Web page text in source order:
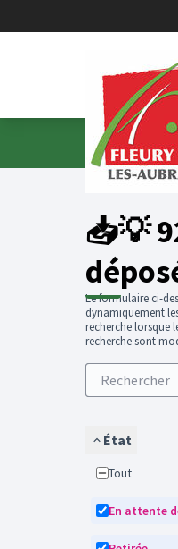
AccueilMenu
/
📥💡
Le formulaire ci-
dynamiquement
recherche lorsque
recherche sont
État
Tout
En attente